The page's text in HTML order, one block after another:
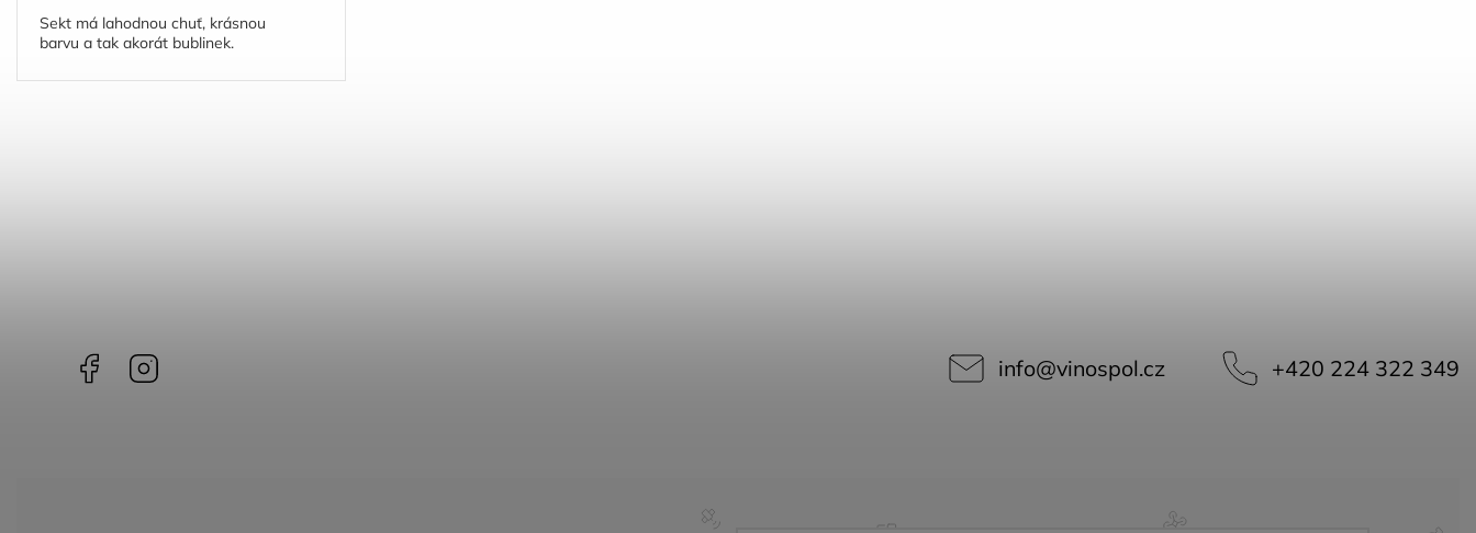
Sekt má lahodnou chuť, krásnou
barvu a tak akorát bublinek.
Facebook info@vinospol.cz +420 224 322 349